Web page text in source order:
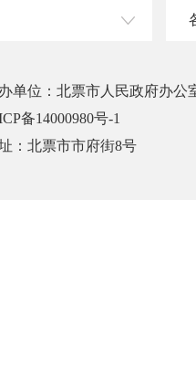
单位：北票市人民政府办公
备14000980号-1
：北票市市府街8号